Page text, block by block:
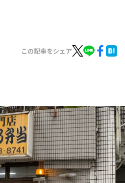
この記事をシェア